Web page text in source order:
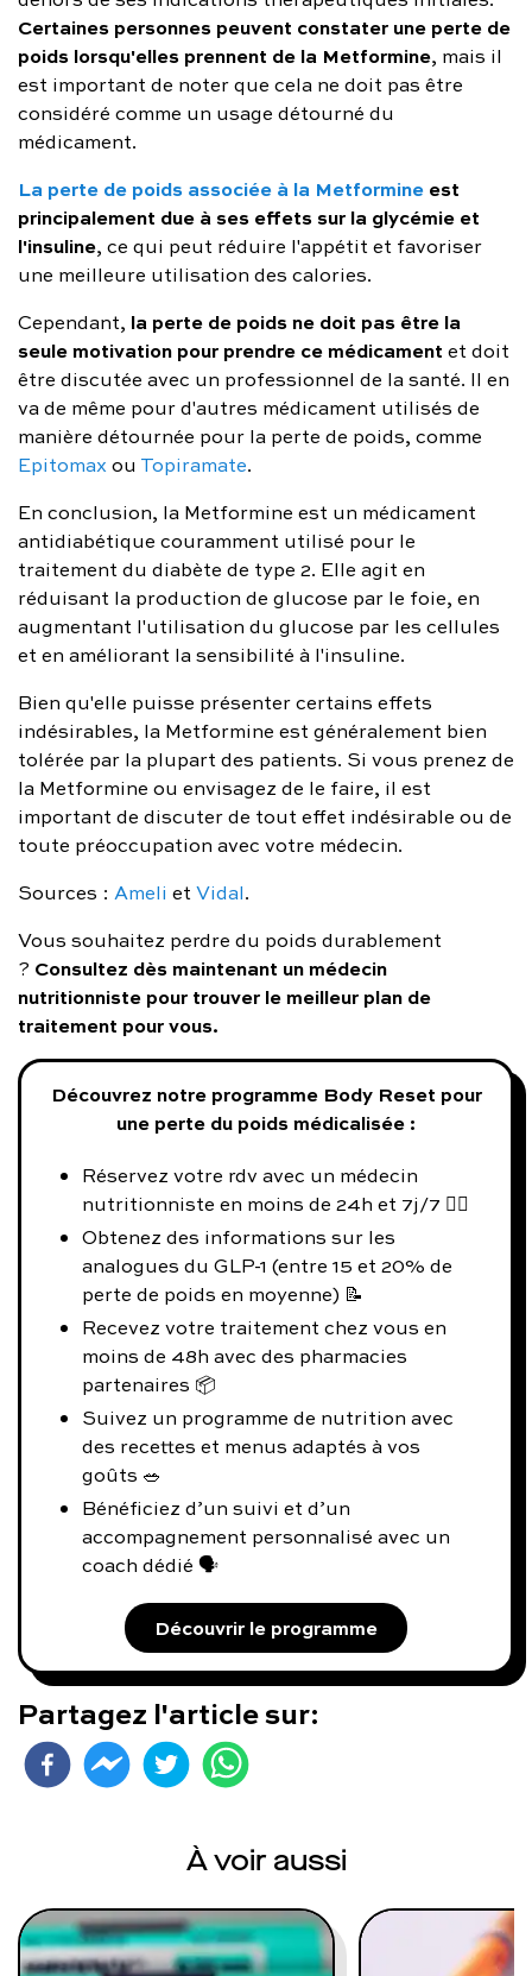
Certaines personnes peuvent constater une perte de
poids lorsqu'elles prennent de la Metformine, mais il
est important de noter que cela ne doit pas être
considéré comme un usage détourné du
médicament.
La perte de poids associée à la Metformine est
principalement due à ses effets sur la glycémie et
l'insuline, ce qui peut réduire l'appétit et favoriser
une meilleure utilisation des calories.
Cependant, la perte de poids ne doit pas être la
seule motivation pour prendre ce médicament et doit
être discutée avec un professionnel de la santé. Il en
va de même pour d'autres médicament utilisés de
manière détournée pour la perte de poids, comme
Epitomaxou Topiramate.
En conclusion, la Metformine est un médicament
antidiabétique couramment utilisé pour le
traitement du diabète de type 2. Elle agit en
réduisant la production de glucose par le foie, en
augmentant l'utilisation du glucose par les cellules
et en améliorant la sensibilité à l'insuline.
Bien qu'elle puisse présenter certains effets
indésirables, la Metformine est généralement bien
tolérée par la plupart des patients. Si vous prenez de
la Metformine ou envisagez de le faire, il est
important de discuter de tout effet indésirable ou de
toute préoccupation avec votre médecin.
Sources : Ameli etVidal.
Vous souhaitez perdre du poids durablement
? Consultez dès maintenant un médecin
nutritionniste pour trouver le meilleur plan de
traitement pour vous.
Découvrez notre programme Body Reset pour
une perte du poids médicalisée :
Réservez votre rdv avec un médecin
nutritionniste en moins de 24h et 7j/7 👨‍⚕️
Obtenez des informations sur les
analogues du GLP-1 (entre 15 et 20% de
perte de poids en moyenne) 📝
Recevez votre traitement chez vous en
moins de 48h avec des pharmacies
partenaires 📦
Suivez un programme de nutrition avec
des recettes et menus adaptés à vos
goûts 🥗
Bénéficiez d’un suivi et d’un
accompagnement personnalisé avec un
coach dédié 🗣️
Découvrir le programme
Partagez l'article sur:
À voir aussi